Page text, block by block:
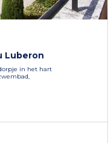
Luberon
in het hart